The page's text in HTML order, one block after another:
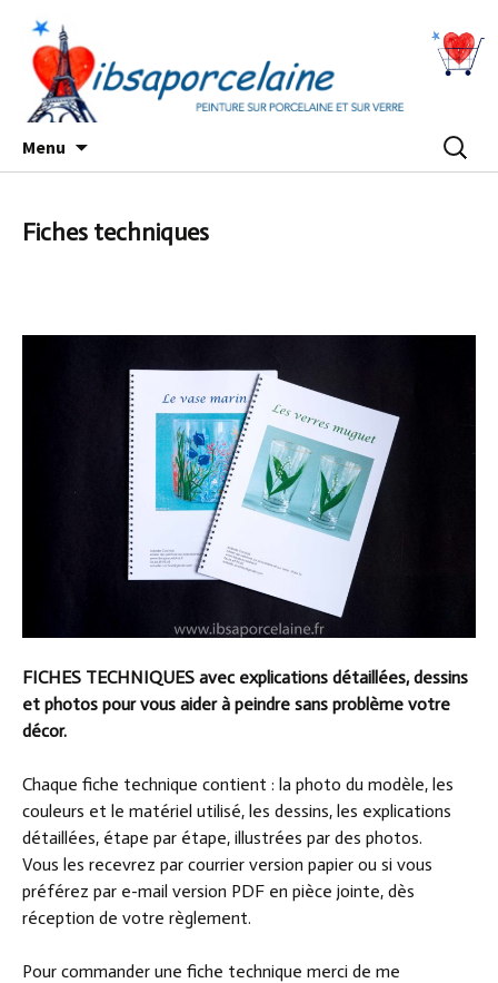
Menu
Fiches techniques
FICHES TECHNIQUES avec explications détaillées, dessins
et photos pour vous aider à peindre sans problème votre
décor.
Chaque fiche technique contient : la photo du modèle, les
couleurs et le matériel utilisé, les dessins, les explications
détaillées, étape par étape, illustrées par des photos.
Vous les recevrez par courrier version papier ou si vous
préférez par e-mail version PDF en pièce jointe, dès
réception de votre règlement.
Pour commander une fiche technique merci de me